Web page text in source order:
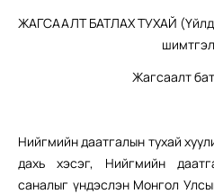
ЖАГСААЛТ БАТЛАХ ТУХАЙ
Жагсаалт
Нийгмийн даатгалын тухай
дахь хэсэг, Нийгмийн
саналыг үндэслэн Монгол